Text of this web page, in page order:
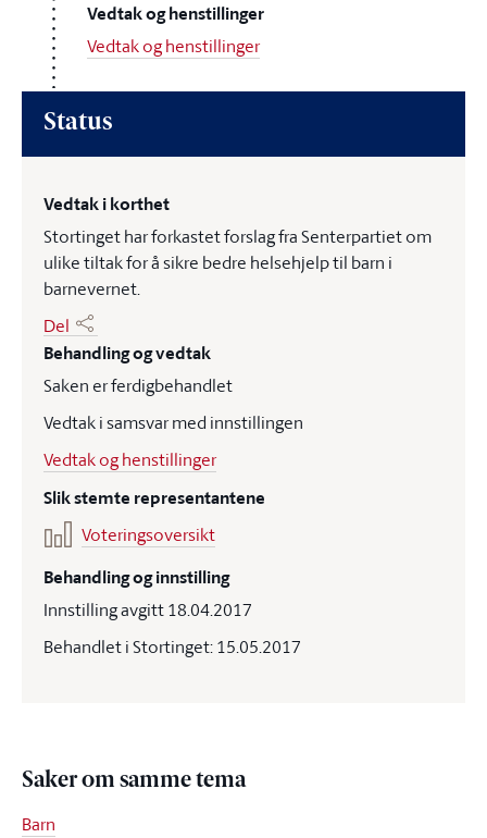
Vedtak og henstillinger
Vedtak og henstillinger
Status
Vedtak i korthet
Stortinget har forkastet forslag fra Senterpartiet om
ulike tiltak for å sikre bedre helsehjelp til barn i
barnevernet.
Del
Behandling og vedtak
Saken er ferdigbehandlet
Vedtak i samsvar med innstillingen
Vedtak og henstillinger
Slik stemte representantene
Voteringsoversikt
Behandling og innstilling
Innstilling avgitt 18.04.2017
Behandlet i Stortinget: 15.05.2017
Saker om samme tema
Barn